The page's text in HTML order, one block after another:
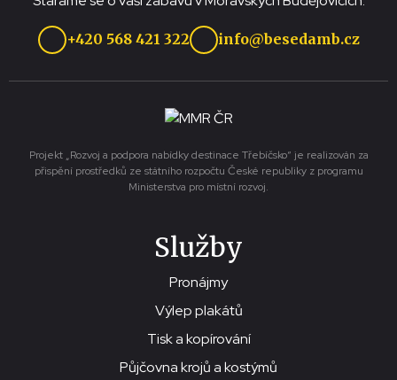
+420 568 421 322 info@besedamb.cz
Projekt „Rozvoj a podpora nabídky destinace Třebíčsko“ je realizován za
přispění prostředků ze státního rozpočtu České republiky z programu
Ministerstva pro místní rozvoj.
Služby
Pronájmy
Výlep plakátů
Tisk a kopírování
Půjčovna krojů a kostýmů